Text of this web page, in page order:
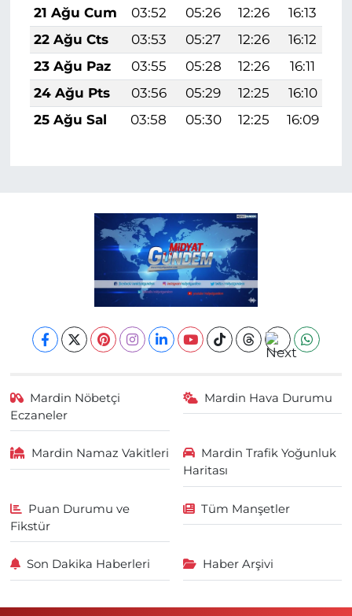
21 Ağu Cum 03:52 05:26 12:26 16:13
22 Ağu Cts
03:53 05:27 12:26 16:12
23 Ağu Paz
03:55 05:28 12:26 16:11
24 Ağu Pts
03:56 05:29 12:25 16:10
25 Ağu Sal
03:58 05:30 12:25 16:09
Mardin Nöbetçi
Eczaneler
Mardin Hava Durumu
Mardin Namaz Vakitleri
Mardin Trafik Yoğunluk
Haritası
Puan Durumu ve
Fikstür
Tüm Manşetler
Son Dakika Haberleri Haber Arşivi